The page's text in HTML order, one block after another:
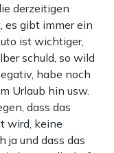
derzeitigen
es gibt immer ein
ist wichtiger,
schuld, so wild
habe noch
Urlaub hin usw.
dass das
wird, keine
ja und dass das